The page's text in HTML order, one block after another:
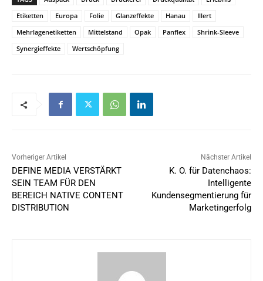
Etiketten
Europa Folie Glanzeffekte Hanau
Illert
Mehrlagenetiketten
Mittelstand Opak Panflex
Shrink-Sleeve
Synergieffekte
Wertschöpfung
Vorheriger Artikel
DEFINE MEDIA VERSTÄRKT
SEIN TEAM FÜR DEN
BEREICH NATIVE CONTENT
DISTRIBUTION
Nächster Artikel
K. O. für Datenchaos:
Intelligente
Kundensegmentierung für
Marketingerfolg